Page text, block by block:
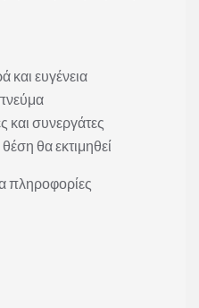
ευγένεια
και συνεργάτες
θα εκτιμηθεί
πληροφορίες